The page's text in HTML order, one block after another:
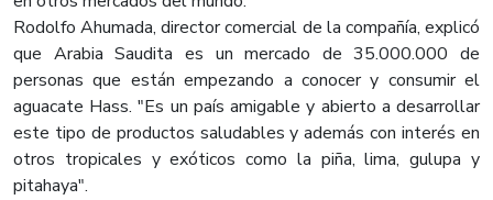
Rodolfo Ahumada, director comercial de la compañía, explicó
que Arabia Saudita es un mercado de 35.000.000 de
personas que están empezando a conocer y consumir el
aguacate Hass. "Es un país amigable y abierto a desarrollar
este tipo de productos saludables y además con interés en
otros tropicales y exóticos como la piña, lima, gulupa y
pitahaya".